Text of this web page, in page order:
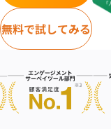
無料で試してみる